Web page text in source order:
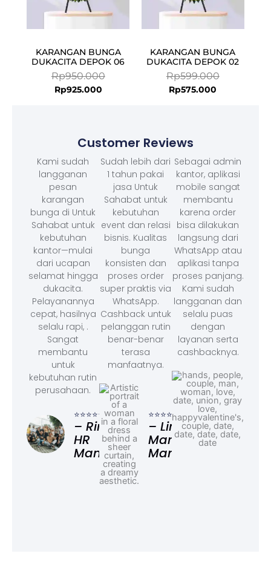
KARANGAN BUNGA
DUKACITA DEPOK 06
Rp950.000
Rp925.000
KARANGAN BUNGA
DUKACITA DEPOK 02
Rp599.000
Rp575.000
Customer Reviews
Kami sudah
langganan
pesan
karangan
bunga di Untuk
Sahabat untuk
kebutuhan
kantor—mulai
dari ucapan
selamat hingga
dukacita.
Pelayanannya
cepat, hasilnya
selalu rapi, .
Sangat
membantu
untuk
kebutuhan rutin
perusahaan.
⭐⭐⭐⭐⭐
– Rina,
HR
Manager
Sudah lebih dari
1 tahun pakai
jasa Untuk
Sahabat untuk
kebutuhan
event dan relasi
bisnis. Kualitas
bunga
konsisten dan
proses order
super praktis via
WhatsApp.
Cashback untuk
pelanggan rutin
benar-benar
terasa
manfaatnya.
⭐⭐⭐⭐⭐
– Linda,
Marketing
Manager
Sebagai admin
kantor, aplikasi
mobile sangat
membantu
karena order
bisa dilakukan
langsung dari
WhatsApp atau
aplikasi tanpa
proses panjang.
Kami sudah
langganan dan
selalu puas
dengan
layanan serta
cashbacknya.